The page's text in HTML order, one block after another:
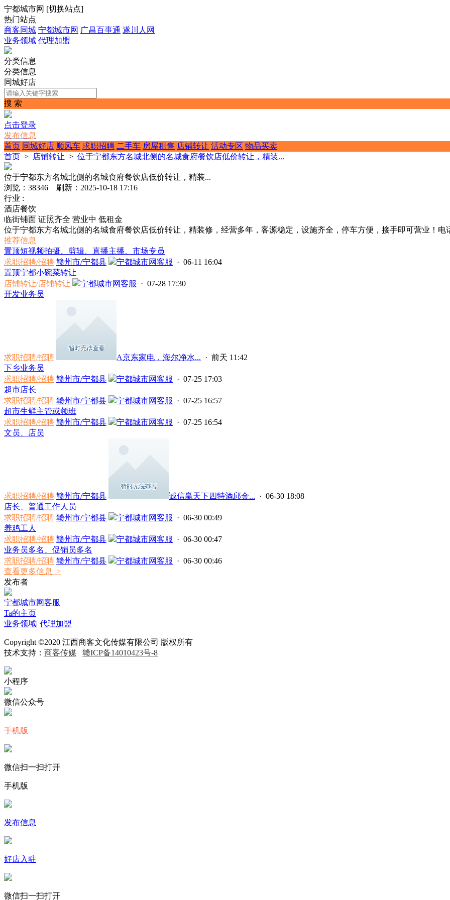
宁都城市网 [切换站点]
热门站点
商客同城 宁都城市网 广昌百事通 遂川人网
业务领域 代理加盟
分类信息
分类信息
同城好店
搜 索
点击登录
发布信息
首页 同城好店 顺风车 求职招聘 二手车 房屋租售 店铺转让 活动专区 物品买卖
首页 > 店铺转让 > 位于宁都东方名城北侧的名城食府餐饮店低价转让，精装...
位于宁都东方名城北侧的名城食府餐饮店低价转让，精装...
浏览：38346 刷新：2025-10-18 17:16
行业 :
酒店餐饮
临街铺面 证照齐全 营业中 低租金
位于宁都东方名城北侧的名城食府餐饮店低价转让，精装修，经营多年，客源稳定，设施齐全，停车方便，接手即可营业！
推荐信息
置顶短视频拍摄、剪辑、直播主播、市场专员
求职招聘/招聘 赣州市/宁都县 宁都城市网客服
· 06-11 16:04
置顶宁都小碗菜转让
店铺转让/店铺转让
宁都城市网客服
· 07-28 17:30
开发业务员
求职招聘/招聘 A京东家电，海尔净水... · 前天 11:42
下乡业务员
求职招聘/招聘 赣州市/宁都县 宁都城市网客服
· 07-25 17:03
超市店长
求职招聘/招聘 赣州市/宁都县 宁都城市网客服
· 07-25 16:57
超市生鲜主管或领班
求职招聘/招聘 赣州市/宁都县 宁都城市网客服
· 07-25 16:54
文员、店员
求职招聘/招聘 赣州市/宁都县 诚信赢天下四特酒邱金... · 06-30 18:08
店长、普通工作人员
求职招聘/招聘 赣州市/宁都县 宁都城市网客服
· 06-30 00:49
养鸡工人
求职招聘/招聘 赣州市/宁都县 宁都城市网客服
· 06-30 00:47
业务员多名、促销员多名
求职招聘/招聘 赣州市/宁都县 宁都城市网客服
· 06-30 00:46
查看更多信息 >
发布者
宁都城市网客服
Ta的主页
业务领域| 代理加盟
Copyright ©2020 江西商客文化传媒有限公司 版权所有
技术支持： 商客传媒 赣ICP备14010423号-8
小程序
微信公众号
手机版
微信扫一扫打开
手机版
发布信息
好店入驻
微信扫一扫打开